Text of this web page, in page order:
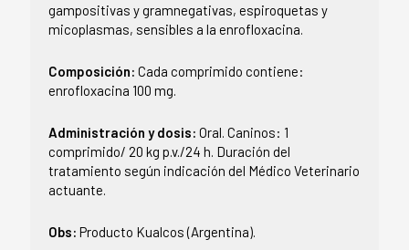
gampositivas y gramnegativas, espiroquetas y
micoplasmas, sensibles a la enrofloxacina.
Composición: Cada comprimido contiene:
enrofloxacina 100 mg.
Administración y dosis: Oral. Caninos: 1
comprimido/ 20 kg p.v./24 h. Duración del
tratamiento según indicación del Médico Veterinario
actuante.
Obs: Producto Kualcos (Argentina).